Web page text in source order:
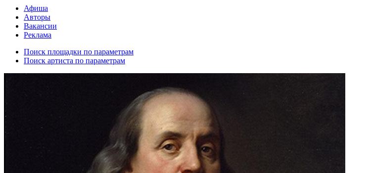
Афиша
Авторы
Вакансии
Реклама
Поиск площадки по параметрам
Поиск артиста по параметрам